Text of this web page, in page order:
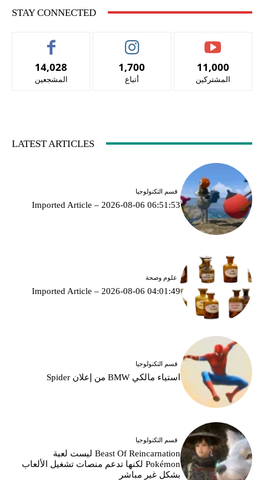
STAY CONNECTED
14,028
المشجعين
1,700
أتباع
11,000
المشتركين
LATEST ARTICLES
قسم التكنولوجيا
Imported Article – 2026-08-06 06:51:53
علوم وصحة
Imported Article – 2026-08-06 04:01:49
قسم التكنولوجيا
استياء مالكي BMW من إعلان Spider
قسم التكنولوجيا
Beast Of Reincarnation ليست لعبة
Pokémon لكنها تدعم منصات تشغيل الألعاب
بشكل غير مباشر